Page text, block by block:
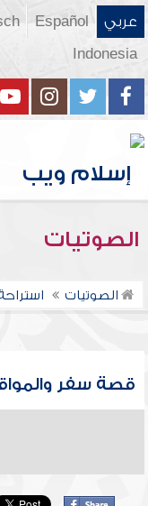
عربي Español
Indonesia
الصوتيات
الصوتيات
قصة سفر